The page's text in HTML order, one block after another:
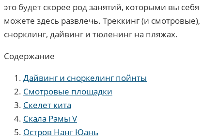
это будет скорее род занятий, которыми вы себя
можете здесь развлечь. Треккинг (и смотровые),
снорклинг, дайвинг и тюленинг на пляжах.
Содержание
Дайвинг и сноркелинг пойнты
Смотровые площадки
Скелет кита
Скала Рамы V
Остров Нанг Юань